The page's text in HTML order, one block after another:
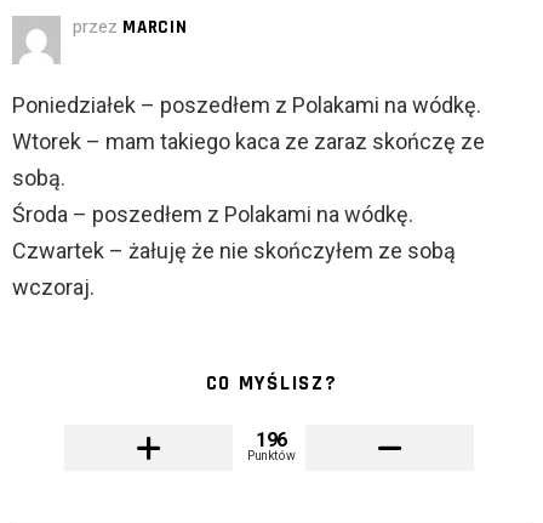
przez MARCIN
Poniedziałek – poszedłem z Polakami na wódkę.
Wtorek – mam takiego kaca ze zaraz skończę ze
sobą.
Środa – poszedłem z Polakami na wódkę.
Czwartek – żałuję że nie skończyłem ze sobą
wczoraj.
CO MYŚLISZ?
196
Punktów